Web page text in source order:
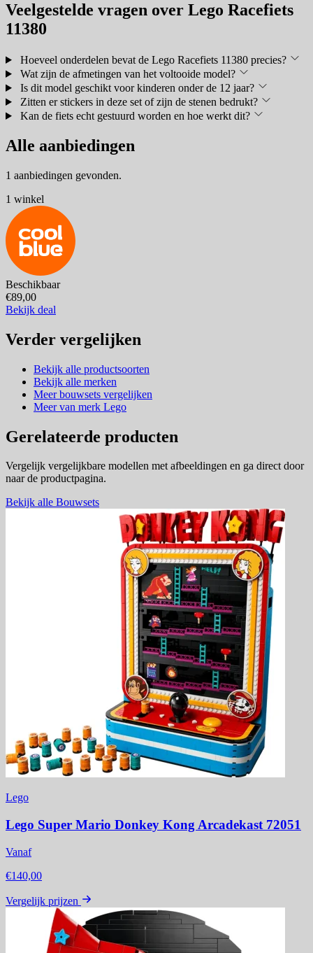
Veelgestelde vragen over Lego Racefiets
11380
Hoeveel onderdelen bevat de Lego Racefiets 11380 precies?
Wat zijn de afmetingen van het voltooide model?
Is dit model geschikt voor kinderen onder de 12 jaar?
Zitten er stickers in deze set of zijn de stenen bedrukt?
Kan de fiets echt gestuurd worden en hoe werkt dit?
Alle aanbiedingen
1 aanbiedingen gevonden.
1 winkel
Beschikbaar
€89,00
Bekijk deal
Verder vergelijken
Bekijk alle productsoorten
Bekijk alle merken
Meer bouwsets vergelijken
Meer van merk Lego
Gerelateerde producten
Vergelijk vergelijkbare modellen met afbeeldingen en ga direct door
naar de productpagina.
Bekijk alle Bouwsets
Lego
Lego Super Mario Donkey Kong Arcadekast 72051
Vanaf
€140,00
Vergelijk prijzen